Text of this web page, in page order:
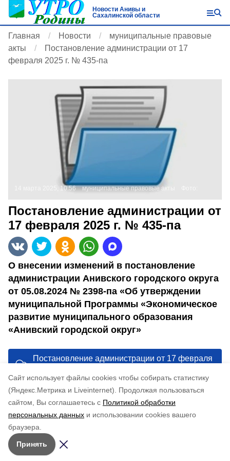
Cайт использует файлы cookies чтобы собирать статистику
(Яндекс.Метрика и Liveinternet).
Продолжая пользоваться
сайтом, Вы соглашаетесь с Политикой обработки
персональных данных и использовании cookies вашего
браузера.
Принять
Новости Анивы и
Сахалинской области
Главная Новости
муниципальные правовые
акты
Постановление администрации от 17
февраля 2025 г. № 435-па
14 марта 2025, 10:56 муниципальные правовые акты
Постановление администрации от
17 февраля 2025 г. № 435-па
О внесении изменений в постановление
администрации Анивского городского округа
от 05.08.2024 № 2398-па «Об утверждении
муниципальной Программы «Экономическое
развитие муниципального образования
«Анивский городской округ»
Постановление администрации от 17 февраля
4 пользователей